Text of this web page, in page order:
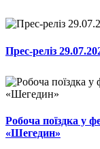
Прес-реліз
Робоча поїздка у
«Шегедин»